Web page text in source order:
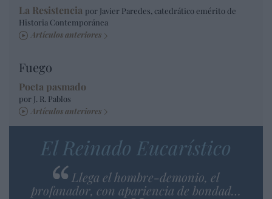
La Resistencia por Javier Paredes, catedrático emérito de
Historia Contemporánea
Artículos anteriores
Fuego
Poeta pasmado
por J. R. Pablos
Artículos anteriores
El Reinado Eucarístico
Llega el hombre-demonio, el
profanador, con apariencia de bondad…